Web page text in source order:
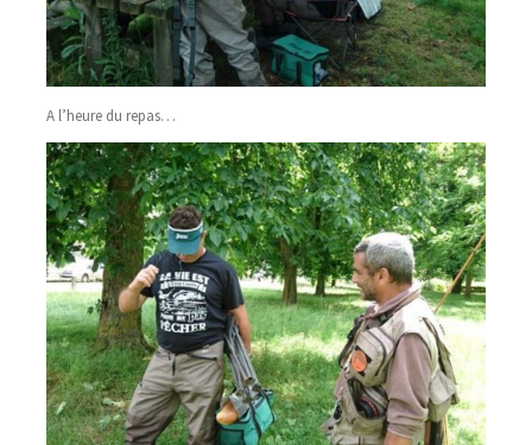
A l’heure du repas…